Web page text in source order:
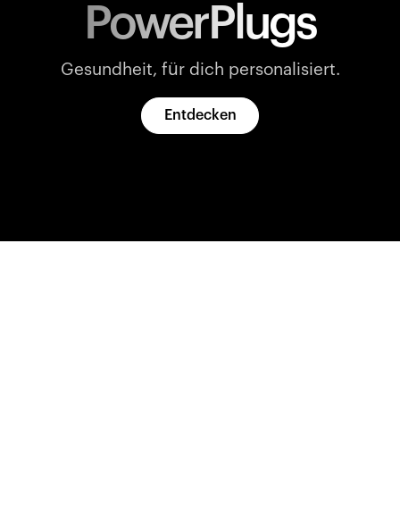
PowerPlugs
Gesundheit, für dich personalisiert.
Entdecken